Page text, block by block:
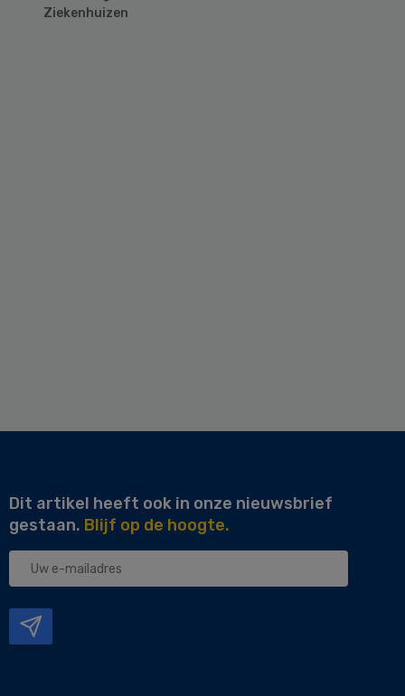
Ziekenhuizen
Dit artikel heeft ook in onze nieuwsbrief
gestaan. Blijf op de hoogte.
Uw